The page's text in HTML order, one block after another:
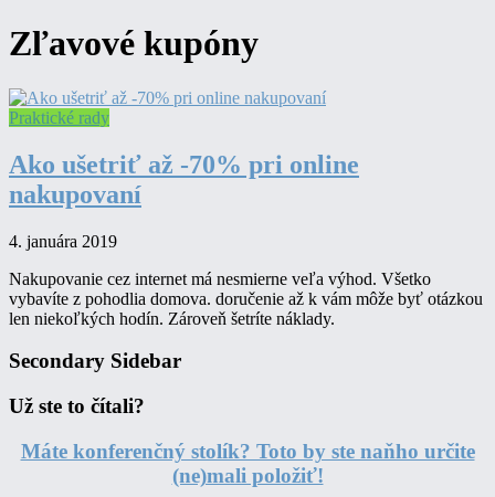
Zľavové kupóny
Praktické rady
Ako ušetriť až -70% pri online
nakupovaní
4. januára 2019
Nakupovanie cez internet má nesmierne veľa výhod. Všetko
vybavíte z pohodlia domova. doručenie až k vám môže byť otázkou
len niekoľkých hodín. Zároveň šetríte náklady.
Secondary Sidebar
Už ste to čítali?
Máte konferenčný stolík? Toto by ste naňho určite
(ne)mali položiť!